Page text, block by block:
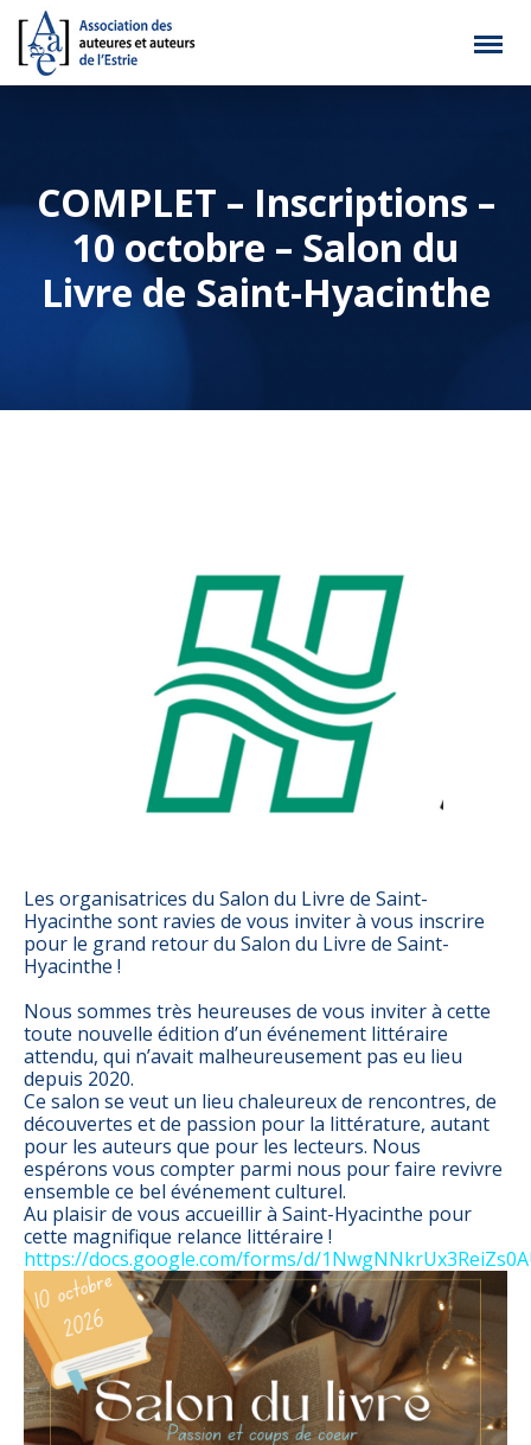
COMPLET – Inscriptions –
10 octobre – Salon du
Livre de Saint-Hyacinthe
Les organisatrices du Salon du Livre de Saint-
Hyacinthe sont ravies de vous inviter à vous inscrire
pour le grand retour du Salon du Livre de Saint-
Hyacinthe !
Nous sommes très heureuses de vous inviter à cette
toute nouvelle édition d’un événement littéraire
attendu, qui n’avait malheureusement pas eu lieu
depuis 2020.
Ce salon se veut un lieu chaleureux de rencontres, de
découvertes et de passion pour la littérature, autant
pour les auteurs que pour les lecteurs. Nous
espérons vous compter parmi nous pour faire revivre
ensemble ce bel événement culturel.
Au plaisir de vous accueillir à Saint-Hyacinthe pour
cette magnifique relance littéraire !
https://docs.google.com/forms/d/